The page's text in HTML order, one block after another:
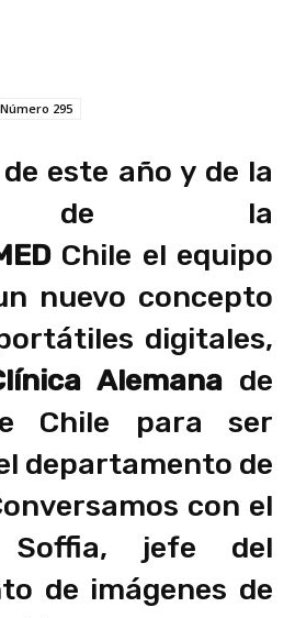
Número 295
este año y de la
de la
Chile el equipo
nuevo concepto
digitales,
Alemanade
Chile para ser
departamento de
con el
Soffia, jefe del
de imágenes de